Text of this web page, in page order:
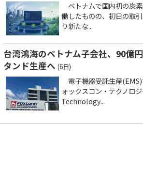
ベトナムで国内初の炭
働したものの、初日の取
り新たな...
台湾鴻海のベトナム子会社、90億
タンド生産へ (6日)
電子機器受託生産
ォックスコン・テクノロ
Technology...